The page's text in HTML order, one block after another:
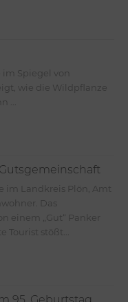
Spiegel von
wie die Wildpflanze
...
im Landkreis Plön, Amt
Das
einem „Gut“ Panker
Tourist stößt...